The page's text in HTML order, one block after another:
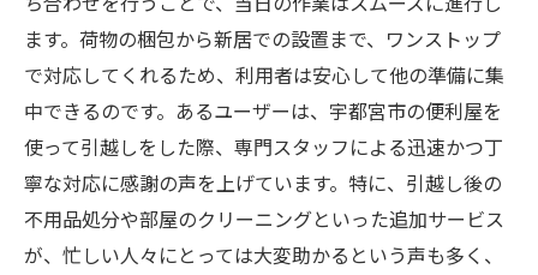
ます。荷物の梱包から新居での設置まで、ワンストップ
で対応してくれるため、利用者は安心して他の準備に集
中できるのです。あるユーザーは、宇都宮市の便利屋を
使って引越しをした際、専門スタッフによる迅速かつ丁
寧な対応に感謝の声を上げています。特に、引越し後の
不用品処分や部屋のクリーニングといった追加サービス
が、忙しい人々にとっては大変助かるという声も多く、